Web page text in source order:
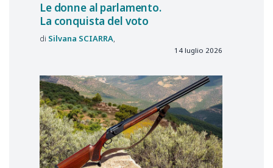
Le donne al parlamento.
La conquista del voto
Silvana SCIARRA
14 luglio 2026